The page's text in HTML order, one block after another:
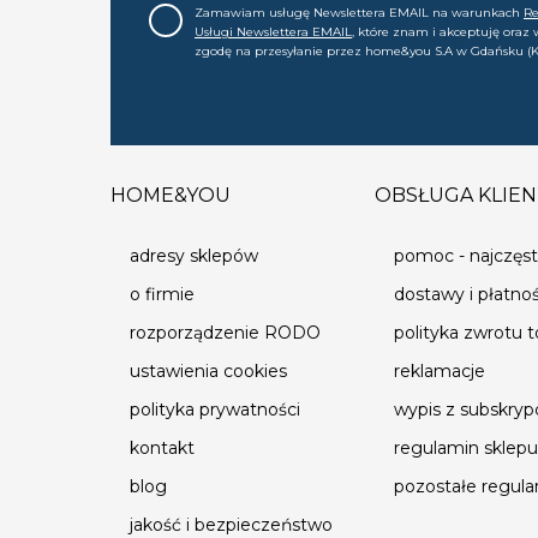
Zamawiam usługę Newslettera EMAIL na warunkach
Usługi Newslettera EMAIL, które znam i akceptuję oraz
zgodę na przesyłanie przez home&you S.A w Gdańsku
nowościach, ofertach, promocjach, wyprzedażach).
HOME&YOU
adresy sklepów
o firmie
rozporządzenie RODO
ustawienia cookies
polityka prywatności
kontakt
blog
jakość i bezpieczeństwo
OBSŁUGA
pomoc -
dostawy i
polityka zwrotu
reklamacje
wypis z
regulamin sklepu
pozostałe